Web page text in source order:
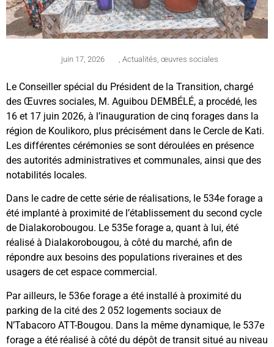
juin 17, 2026 Actualités œuvres sociales
Le Conseiller spécial du Président de la Transition, chargé
des Œuvres sociales, M. Aguibou DEMBÉLÉ, a procédé, les
16 et 17 juin 2026, à l’inauguration de cinq forages dans la
région de Koulikoro, plus précisément dans le Cercle de Kati.
Les différentes cérémonies se sont déroulées en présence
des autorités administratives et communales, ainsi que des
notabilités locales.
Dans le cadre de cette série de réalisations, le 534e forage a
été implanté à proximité de l’établissement du second cycle
de Dialakorobougou. Le 535e forage a, quant à lui, été
réalisé à Dialakorobougou, à côté du marché, afin de
répondre aux besoins des populations riveraines et des
usagers de cet espace commercial.
Par ailleurs, le 536e forage a été installé à proximité du
parking de la cité des 2 052 logements sociaux de
N’Tabacoro ATT-Bougou. Dans la même dynamique, le 537e
forage a été réalisé à côté du dépôt de transit situé au niveau